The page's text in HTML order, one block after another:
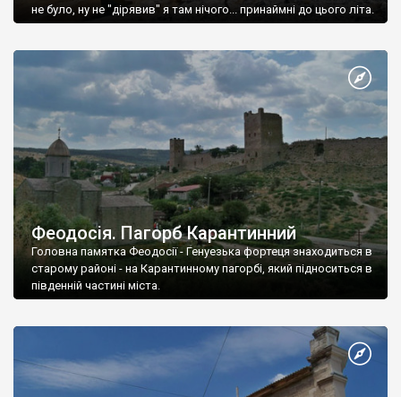
не було, ну не "дірявив" я там нічого... принаймні до цього літа.
Феодосія. Пагорб Карантинний
Головна памятка Феодосії - Генуезька фортеця знаходиться в
старому районі - на Карантинному пагорбі, який підноситься в
південній частині міста.